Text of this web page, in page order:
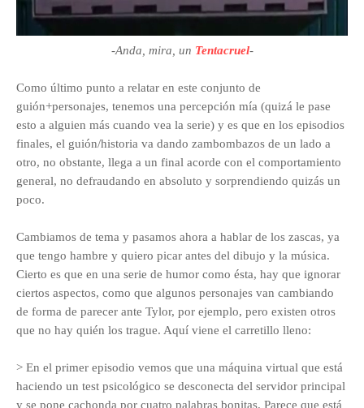
-Anda, mira, un Tentacruel-
Como último punto a relatar en este conjunto de
guión+personajes, tenemos una percepción mía (quizá le pase
esto a alguien más cuando vea la serie) y es que en los episodios
finales, el guión/historia va dando zambombazos de un lado a
otro, no obstante, llega a un final acorde con el comportamiento
general, no defraudando en absoluto y sorprendiendo quizás un
poco.
Cambiamos de tema y pasamos ahora a hablar de los zascas, ya
que tengo hambre y quiero picar antes del dibujo y la música.
Cierto es que en una serie de humor como ésta, hay que ignorar
ciertos aspectos, como que algunos personajes van cambiando
de forma de parecer ante Tylor, por ejemplo, pero existen otros
que no hay quién los trague. Aquí viene el carretillo lleno:
> En el primer episodio vemos que una máquina virtual que está
haciendo un test psicológico se desconecta del servidor principal
y se pone cachonda por cuatro palabras bonitas. Parece que está